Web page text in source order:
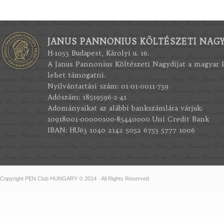
JANUS PANNONIUS KÖLTÉSZETI
H-1053 Budapest, Károlyi u. 16.
A Janus Pannonius Költészeti Nagydíjat a magyar
lehet támogatni.
Nyilvántartási szám: 01-01-0011-739
Adószám: 18519596-2-41
Adományaikat az alábbi bankszámlára várjuk:
10918001-00000100-85440000 Uni Credit Bank
IBAN: HU63 1040 2142 5052 6753 5777 1006
Copyright PEN Club HUNGARY © 2014 · All Rights Reserved